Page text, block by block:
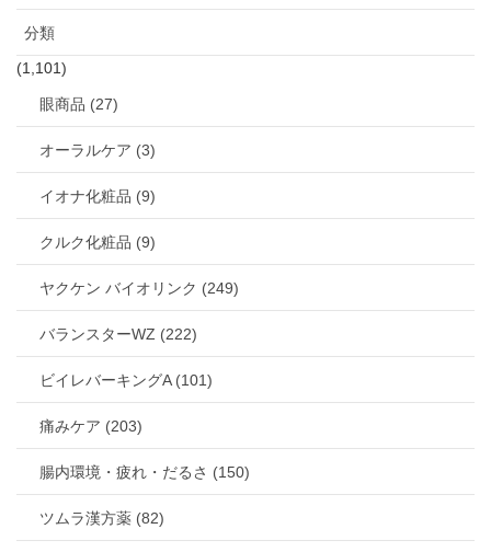
分類
(1,101)
眼商品 (27)
オーラルケア (3)
イオナ化粧品 (9)
クルク化粧品 (9)
ヤクケン バイオリンク (249)
バランスターWZ (222)
ビイレバーキングA (101)
痛みケア (203)
腸内環境・疲れ・だるさ (150)
ツムラ漢方薬 (82)